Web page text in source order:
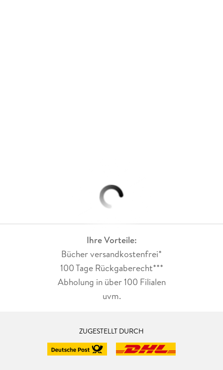
Ihre Vorteile:
Bücher versandkostenfrei*
100 Tage Rückgaberecht***
Abholung in über 100 Filialen
uvm.
ZUGESTELLT DURCH